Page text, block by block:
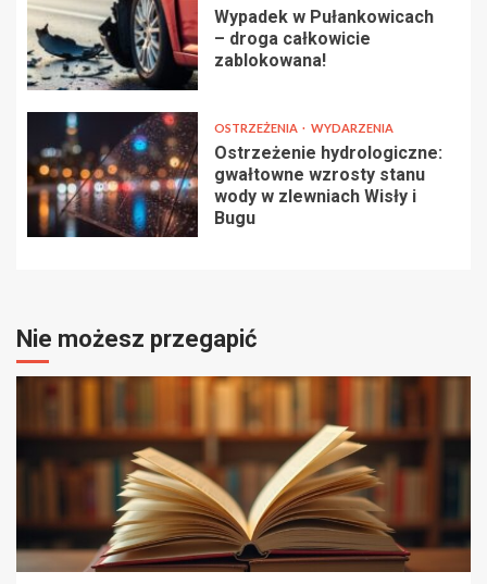
Wypadek w Pułankowicach
– droga całkowicie
zablokowana!
OSTRZEŻENIA WYDARZENIA
Ostrzeżenie hydrologiczne:
gwałtowne wzrosty stanu
wody w zlewniach Wisły i
Bugu
Nie możesz przegapić